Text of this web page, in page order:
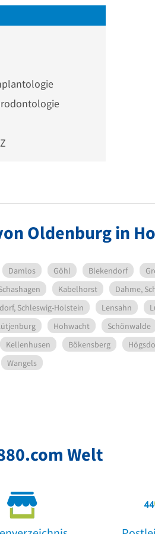
Oldenburg in
Damlos Göhl Blekendorf
Kabelhorst
Dahme,
Schleswig-Holstein Lensahn
Hohwacht Schönwalde
Kellenhusen Bökensberg
Wangels
Welt